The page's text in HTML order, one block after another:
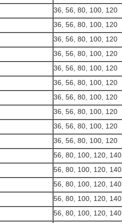
36, 56, 80, 100, 120
36, 56, 80, 100, 120
36, 56, 80, 100, 120
36, 56, 80, 100, 120
36, 56, 80, 100, 120
36, 56, 80, 100, 120
36, 56, 80, 100, 120
36, 56, 80, 100, 120
36, 56, 80, 100, 120
36, 56, 80, 100, 120
56, 80, 100, 120, 140
56, 80, 100, 120, 140
56, 80, 100, 120, 140
56, 80, 100, 120, 140
56, 80, 100, 120, 140